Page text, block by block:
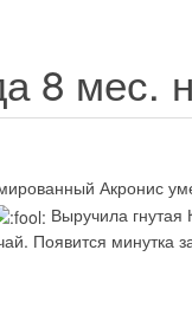
8 мес.
Акронис
Выручила гнутая
Появится минутка